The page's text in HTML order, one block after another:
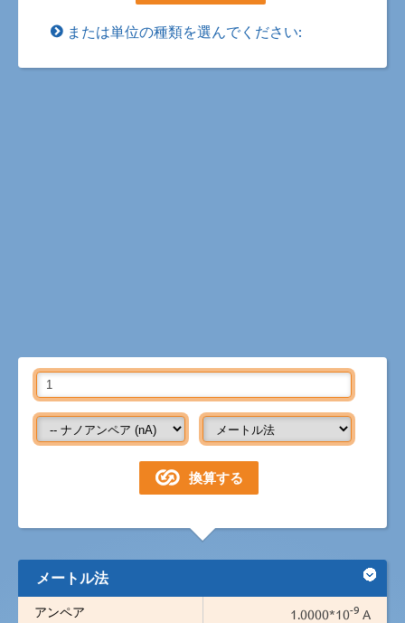
または単位の種類を選んでください:
メートル法
アンペア 1.0000*10-9 A